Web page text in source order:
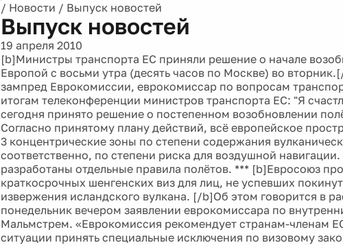
/ Новости / Выпуск новостей
Выпуск новостей
19 апреля 2010
[b]Министры транспорта ЕС приняли решение о начале
Европой с восьми утра (десять часов по Москве) во
зампред Еврокомиссии, еврокомиссар по вопросам
итогам телеконференции министров транспорта ЕС: "Я
сегодня принято решение о постепенном возобновлении
Согласно принятому плану действий, всё европейское
3 концентрические зоны по степени содержания
соответственно, по степени риска для воздушной
разработаны отдельные правила полётов. *** [b]Евросоюз
краткосрочных шенгенских виз для лиц, не успевших
извержения исландского вулкана. [/b]Об этом говорится в
понедельник вечером заявлении еврокомиссара по
Мальмстрем. «Еврокомиссия рекомендует странам-членам
ситуации принять специальные исключения по визовому